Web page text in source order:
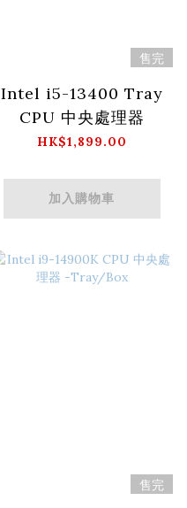
售完
Intel i5-13400 Tray
CPU 中央處理器
HK$1,899.00
加入購物車
售完